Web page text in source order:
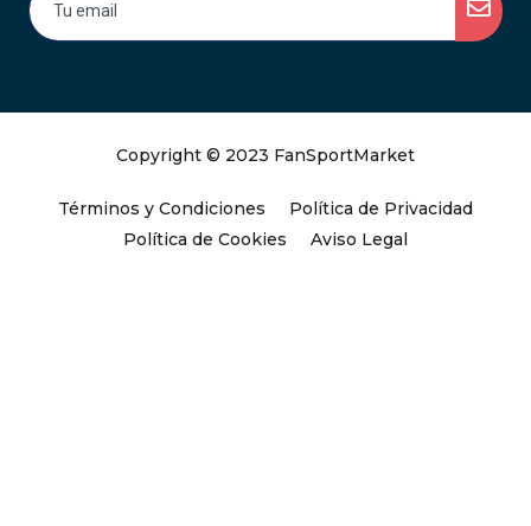
Copyright © 2023 FanSportMarket
Términos y Condiciones
Política de Privacidad
Política de Cookies
Aviso Legal